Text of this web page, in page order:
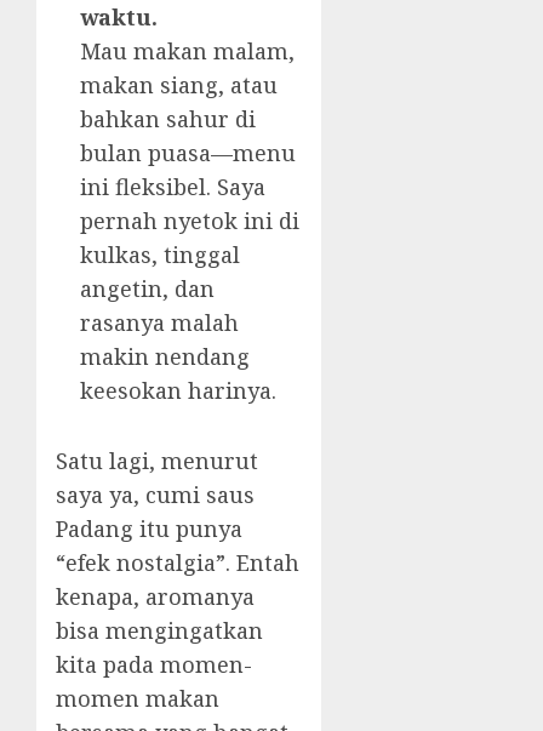
waktu.
Mau makan malam,
makan siang, atau
bahkan sahur di
bulan puasa—menu
ini fleksibel. Saya
pernah nyetok ini di
kulkas, tinggal
angetin, dan
rasanya malah
makin nendang
keesokan harinya.
Satu lagi, menurut
saya ya, cumi saus
Padang itu punya
“efek nostalgia”. Entah
kenapa, aromanya
bisa mengingatkan
kita pada momen-
momen makan